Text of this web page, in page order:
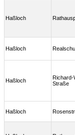
Haßloch
Haßloch
Haßloch
Straße
Haßloch